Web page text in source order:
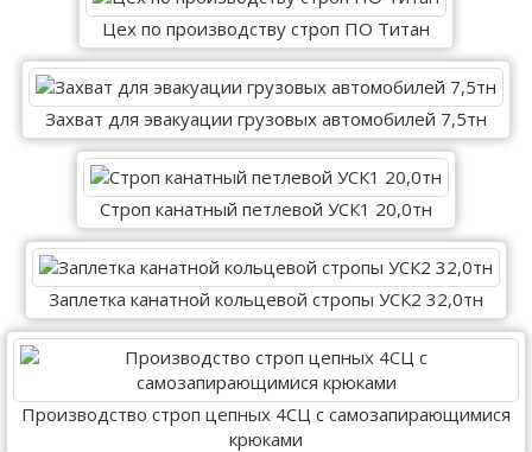
Цех по производству строп ПО Титан
Захват для эвакуации грузовых автомобилей 7,5тн
Строп канатный петлевой УСК1 20,0тн
Заплетка канатной кольцевой стропы УСК2 32,0тн
Производство строп цепных 4СЦ с самозапирающимися
крюками